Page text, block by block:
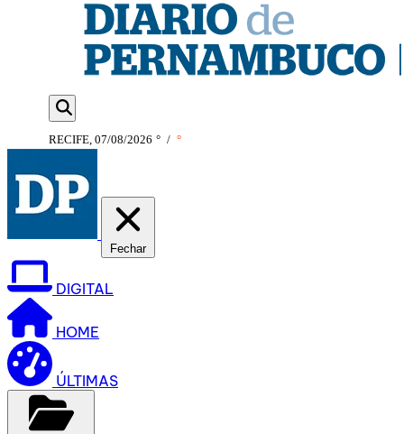
RECIFE, 07/08/2026 ° / °
Fechar
DIGITAL
HOME
ÚLTIMAS